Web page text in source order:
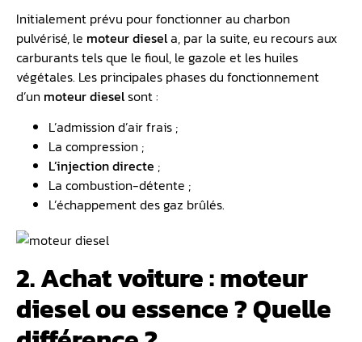
Initialement prévu pour fonctionner au charbon
pulvérisé, le moteur diesela, par la suite, eu recours aux
carburants tels que le fioul, le gazole et les huiles
végétales. Les principales phases du fonctionnement
d’un moteur dieselsont :
L’admission d’air frais ;
La compression ;
L’injection directe ;
La combustion-détente ;
L’échappement des gaz brûlés.
2. Achat voiture : moteur
diesel ou essence ? Quelle